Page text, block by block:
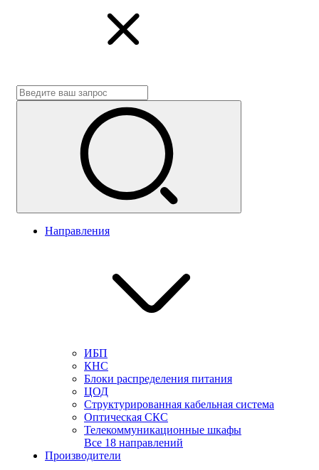
Направления
ИБП
КНС
Блоки распределения питания
ЦОД
Структурированная кабельная система
Оптическая СКС
Телекоммуникационные шкафы
Все 18 направлений
Производители